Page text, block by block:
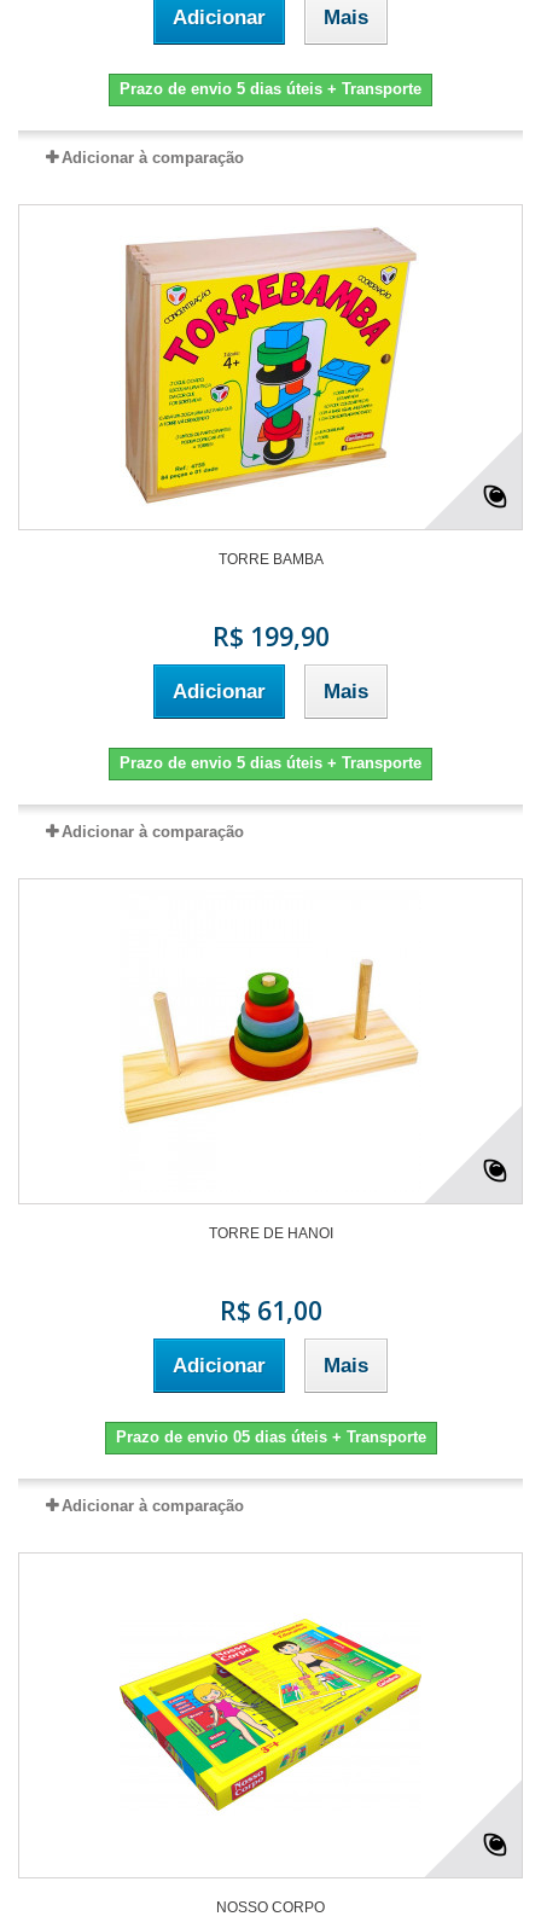
Adicionar Mais
Prazo de envio 5 dias úteis + Transporte
Adicionar à comparação
TORRE BAMBA
R$ 199,90
Adicionar Mais
Prazo de envio 5 dias úteis + Transporte
Adicionar à comparação
TORRE DE HANOI
R$ 61,00
Adicionar Mais
Prazo de envio 05 dias úteis + Transporte
Adicionar à comparação
NOSSO CORPO